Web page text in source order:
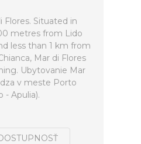
Flores. Situated in
metres from Lido
less than 1 km from
Mar di Flores
Ubytovanie Mar
v meste Porto
- Apulia).